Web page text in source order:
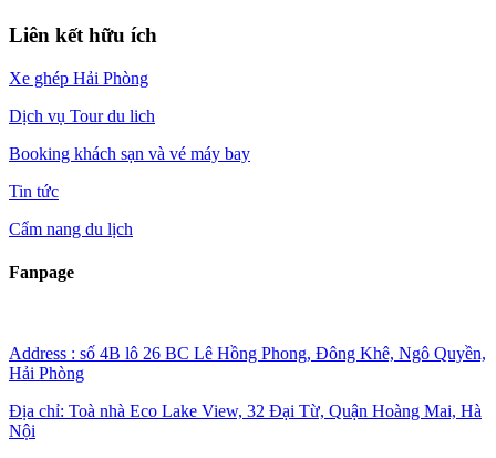
Liên kết hữu ích
Xe ghép Hải Phòng
Dịch vụ Tour du lich
Booking khách sạn và vé máy bay
Tin tức
Cẩm nang du lịch
Fanpage
Address : số 4B lô 26 BC Lê Hồng Phong, Đông Khê, Ngô Quyền,
Hải Phòng
Địa chỉ: Toà nhà Eco Lake View, 32 Đại Từ, Quận Hoàng Mai, Hà
Nội